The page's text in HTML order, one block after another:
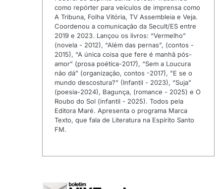
como repórter para veículos de imprensa como
A Tribuna, Folha Vitória, TV Assembleia e Veja.
Coordenou a comunicação da Secult/ES entre
2019 e 2023. Lançou os livros: “Vermelho”
(novela - 2012), “Além das pernas”, (contos -
2015), “A única coisa que fere é manhã pós-
amor” (prosa poética-2017), “Sem a Loucura
não dá” (organização, contos -2017), "E se o
mundo descostura?" (Infantil - 2023), “Suja”
(poesia-2024), Bagunça, (romance - 2025) e O
Roubo do Sol (infantil - 2025). Todos pela
Editora Maré. Apresenta o programa Marca
Texto, que fala de Literatura na Espírito Santo
FM.